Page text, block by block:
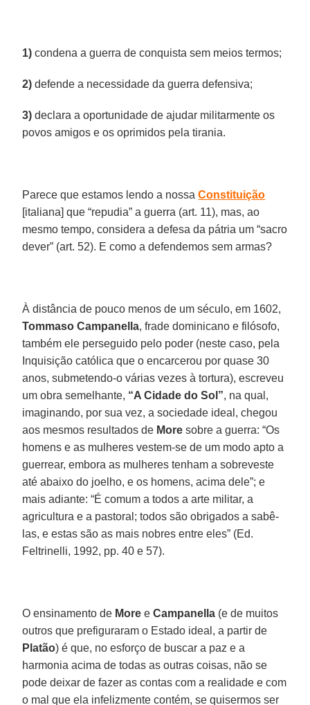
1) condena a guerra de conquista sem meios termos;
2) defende a necessidade da guerra defensiva;
3) declara a oportunidade de ajudar militarmente os
povos amigos e os oprimidos pela tirania.
Parece que estamos lendo a nossaConstituição
[italiana] que “repudia” a guerra (art. 11), mas, ao
mesmo tempo, considera a defesa da pátria um “sacro
dever” (art. 52). E como a defendemos sem armas?
À distância de pouco menos de um século, em 1602,
Tommaso Campanella, frade dominicano e filósofo,
também ele perseguido pelo poder (neste caso, pela
Inquisição católica que o encarcerou por quase 30
anos, submetendo-o várias vezes à tortura), escreveu
um obra semelhante, “A Cidade do Sol”, na qual,
imaginando, por sua vez, a sociedade ideal, chegou
aos mesmos resultados de More sobre a guerra: “Os
homens e as mulheres vestem-se de um modo apto a
guerrear, embora as mulheres tenham a sobreveste
até abaixo do joelho, e os homens, acima dele”; e
mais adiante: “É comum a todos a arte militar, a
agricultura e a pastoral; todos são obrigados a sabê-
las, e estas são as mais nobres entre eles” (Ed.
Feltrinelli, 1992, pp. 40 e 57).
O ensinamento de More eCampanella (e de muitos
outros que prefiguraram o Estado ideal, a partir de
Platão) é que, no esforço de buscar a paz e a
harmonia acima de todas as outras coisas, não se
pode deixar de fazer as contas com a realidade e com
o mal que ela infelizmente contém, se quisermos ser